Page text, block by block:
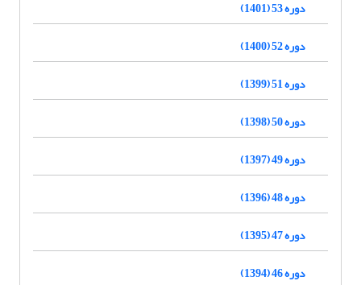
دوره 53 (1401)
دوره 52 (1400)
دوره 51 (1399)
دوره 50 (1398)
دوره 49 (1397)
دوره 48 (1396)
دوره 47 (1395)
دوره 46 (1394)